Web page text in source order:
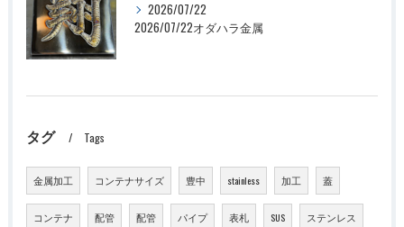
2026/07/22
2026/07/22オダハラ金属
タグ Tags
金属加工 コンテナサイズ 豊中 stainless 加工 蓋
コンテナ 配管 配管 パイプ 表札 SUS ステンレス